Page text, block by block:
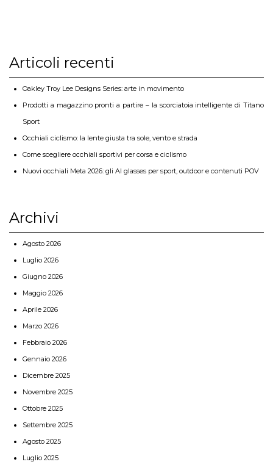
Articoli recenti
Oakley Troy Lee Designs Series: arte in movimento
Prodotti a magazzino pronti a partire – la scorciatoia intelligente di Titano
Sport
Occhiali ciclismo: la lente giusta tra sole, vento e strada
Come scegliere occhiali sportivi per corsa e ciclismo
Nuovi occhiali Meta 2026: gli AI glasses per sport, outdoor e contenuti POV
Archivi
Agosto 2026
Luglio 2026
Giugno 2026
Maggio 2026
Aprile 2026
Marzo 2026
Febbraio 2026
Gennaio 2026
Dicembre 2025
Novembre 2025
Ottobre 2025
Settembre 2025
Agosto 2025
Luglio 2025